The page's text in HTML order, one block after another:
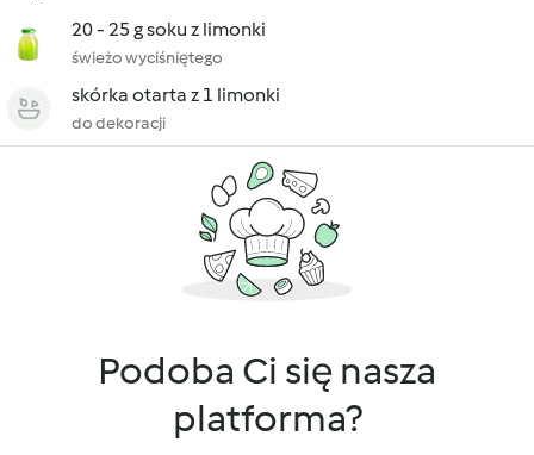
20 - 25 g soku z limonki
świeżo wyciśniętego
skórka otarta z 1 limonki
do dekoracji
Podoba Ci się nasza
platforma?